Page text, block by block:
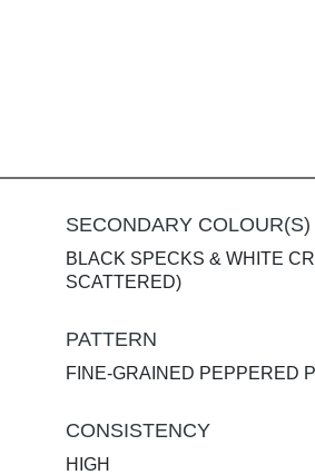
SECONDARY COLOUR(S)
BLACK SPECKS & WHITE
SCATTERED)
PATTERN
FINE-GRAINED PEPPERED
CONSISTENCY
HIGH